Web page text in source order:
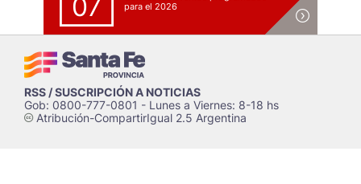
07
para el 2026
RSS / SUSCRIPCIÓN A NOTICIAS
Gob: 0800-777-0801 - Lunes a Viernes: 8-18 hs
cAtribución-CompartirIgual 2.5 Argentina